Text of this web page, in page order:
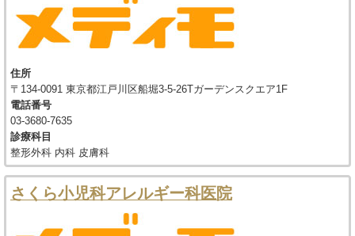
住所
〒134-0091 東京都江戸川区船堀3-5-26Tガーデンスクエア1F
電話番号
03-3680-7635
診療科目
整形外科 内科 皮膚科
さくら小児科アレルギー科医院